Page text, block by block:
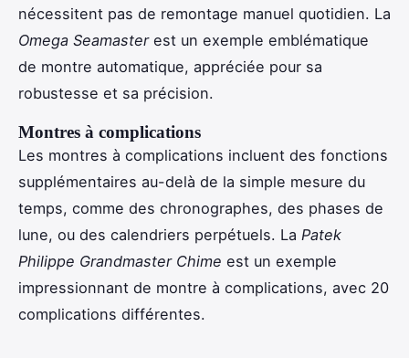
nécessitent pas de remontage manuel quotidien. La
Omega Seamasterest un exemple emblématique
de montre automatique, appréciée pour sa
robustesse et sa précision.
Montres à complications
Les montres à complications incluent des fonctions
supplémentaires au-delà de la simple mesure du
temps, comme des chronographes, des phases de
lune, ou des calendriers perpétuels. La Patek
Philippe Grandmaster Chime est un exemple
impressionnant de montre à complications, avec 20
complications différentes.